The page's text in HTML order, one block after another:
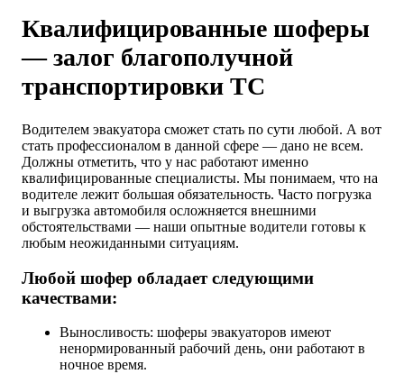
Квалифицированные шоферы
— залог благополучной
транспортировки ТС
Водителем эвакуатора сможет стать по сути любой. А вот
стать профессионалом в данной сфере — дано не всем.
Должны отметить, что у нас работают именно
квалифицированные специалисты. Мы понимаем, что на
водителе лежит большая обязательность. Часто погрузка
и выгрузка автомобиля осложняется внешними
обстоятельствами — наши опытные водители готовы к
любым неожиданными ситуациям.
Любой шофер обладает следующими
качествами:
Выносливость: шоферы эвакуаторов имеют
ненормированный рабочий день, они работают в
ночное время.